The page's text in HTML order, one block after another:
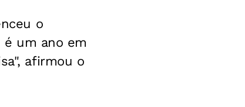
o
é um ano em
afirmou o